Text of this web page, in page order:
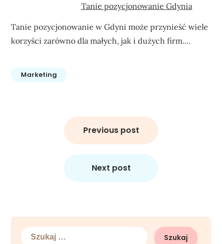
Tanie pozycjonowanie Gdynia
Tanie pozycjonowanie w Gdyni może przynieść wiele
korzyści zarówno dla małych, jak i dużych firm.…
Marketing
Previous post
Next post
Szukaj: